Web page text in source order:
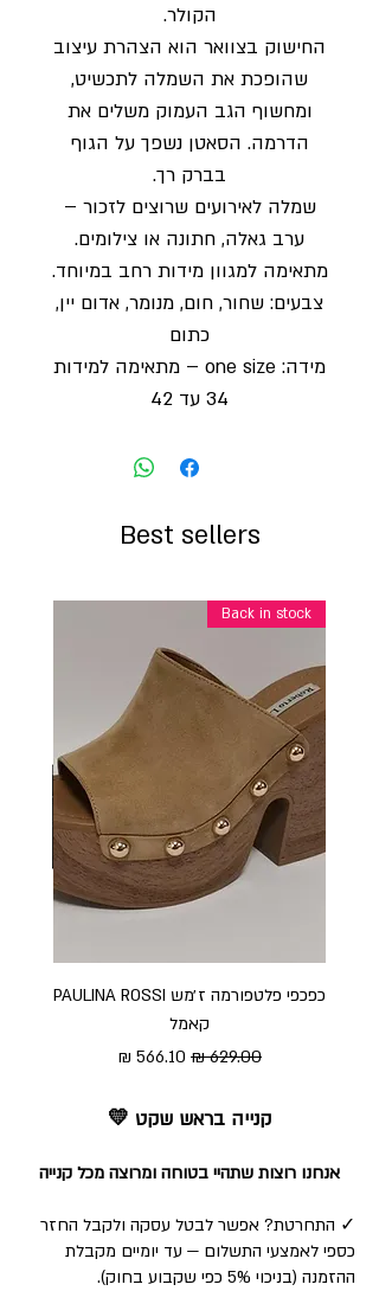
הקולר.
החישוק בצוואר הוא הצהרת עיצוב
שהופכת את השמלה לתכשיט,
ומחשוף הגב העמוק משלים את
הדרמה. הסאטן נשפך על הגוף
בברק רך.
שמלה לאירועים שרוצים לזכור –
ערב גאלה, חתונה או צילומים.
מתאימה למגוון מידות רחב במיוחד.
צבעים: שחור, חום, מנומר, אדום יין,
כתום
מידה: one size – מתאימה למידות
34 עד 42
Best sellers
Back in stock
כפכפי פלטפורמה ז׳מש PAULINA ROSSI
קאמל
מחיר רגיל מחיר מבצע
קנייה בראש שקט 💛
אנחנו רוצות שתהיי בטוחה ומרוצה מכל קנייה
✓ התחרטת? אפשר לבטל עסקה ולקבל החזר
כספי לאמצעי התשלום — עד יומיים מקבלת
ההזמנה (בניכוי 5% כפי שקבוע בחוק).